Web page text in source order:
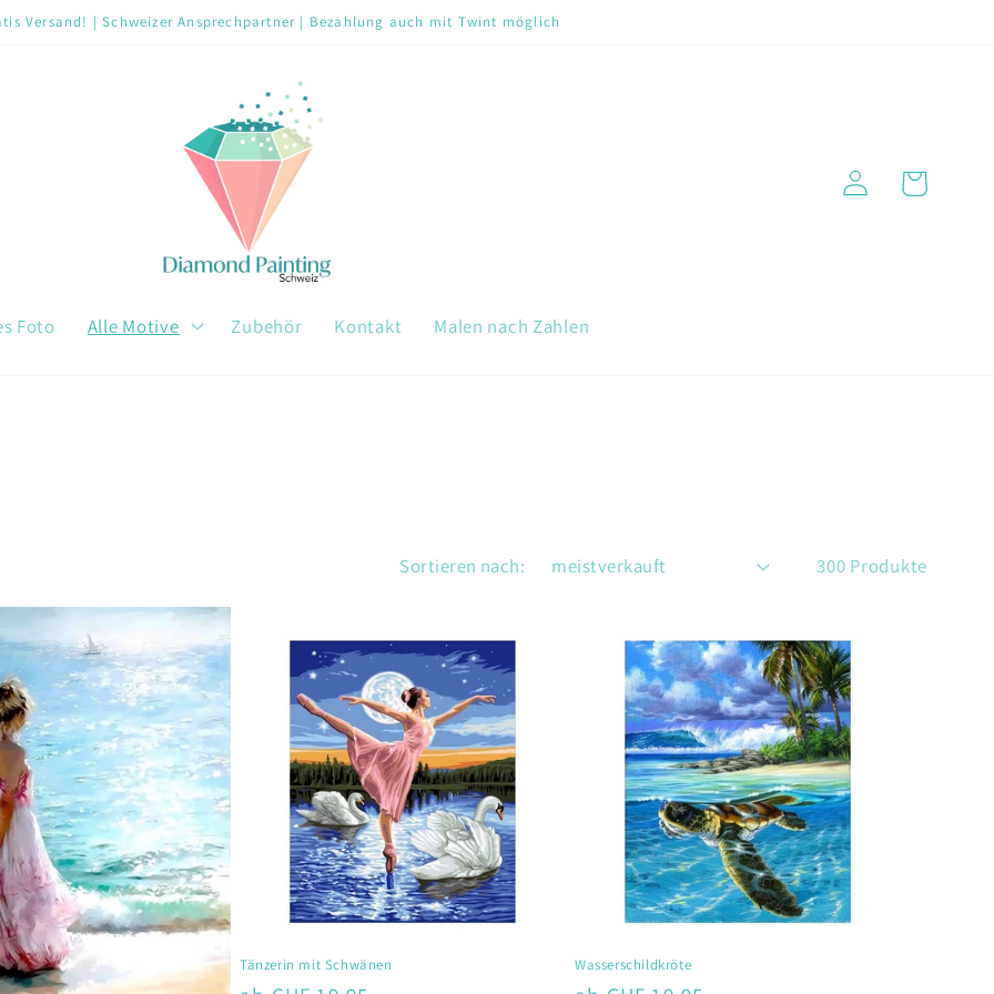
Versand! | Schweizer Ansprechpartner | Bezahlung auch mit Twint möglich
Foto Alle Motive Zubehör Kontakt Malen nach Zahlen
EinloggenWarenkorb
Sortieren nach: 300 Produkte
Tänzerin mit Schwänen Wasserschildkröte